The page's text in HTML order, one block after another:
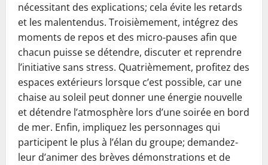
nécessitant des explications; cela évite les retards
et les malentendus. Troisièmement, intégrez des
moments de repos et des micro‑pauses afin que
chacun puisse se détendre, discuter et reprendre
l’initiative sans stress. Quatrièmement, profitez des
espaces extérieurs lorsque c’est possible, car une
chaise au soleil peut donner une énergie nouvelle
et détendre l’atmosphère lors d’une soirée en bord
de mer. Enfin, impliquez les personnages qui
participent le plus à l’élan du groupe; demandez-
leur d’animer des brèves démonstrations et de